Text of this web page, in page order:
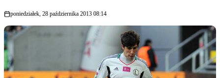
poniedziałek, 28 października 2013 08:14